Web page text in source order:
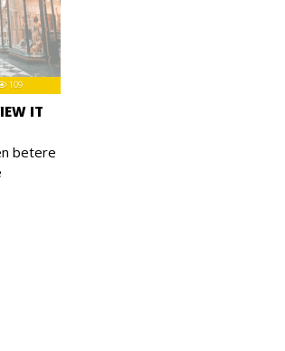
IT
109
betere